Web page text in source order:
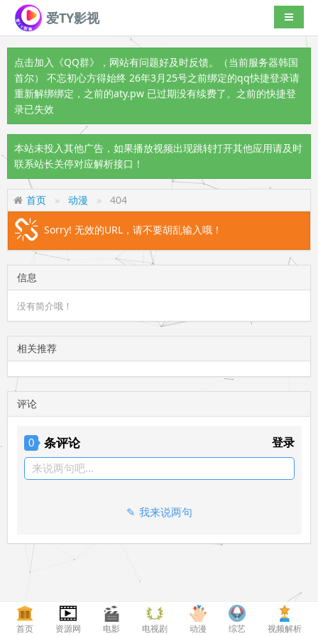
爱TY影视 导航切
点击加入《QQ群》
，网站有问题好及时反馈。（当前服务器韩国
首尔） 不忘初心方得始终 26年3月25号之前绑定的qq快捷登录请
重新解绑绑定，之前的aty.pw 已过期没有续费了。之前的快捷登
录已失效
本站未投入其他广告，如果播放视频出现跳转打开其他应用请及时
联系站长关停对应解析接口！
首页 动漫 404
Sorry! 无效的URL，请不要胡乱输入哦！
信息
没有简介哦！
相关推荐
评论
0 条评论 登录
来说两句吧...
我来说两句
首页 资源网 电影 电视剧 动漫 综艺 视频解析